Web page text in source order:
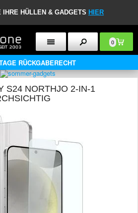
IHRE HÜLLEN & GADGETS HIER
0
RÜCKGABERECHT
S24 NORTHJO 2-IN-1